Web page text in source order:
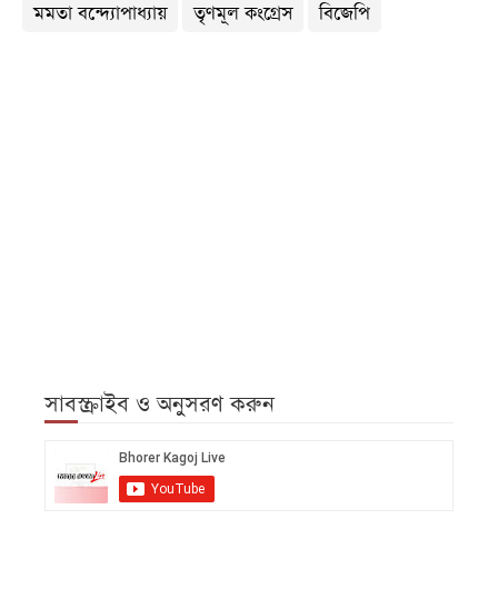
মমতা বন্দ্যোপাধ্যায়
তৃণমূল কংগ্রেস বিজেপি
সাবস্ক্রাইব ও অনুসরণ করুন